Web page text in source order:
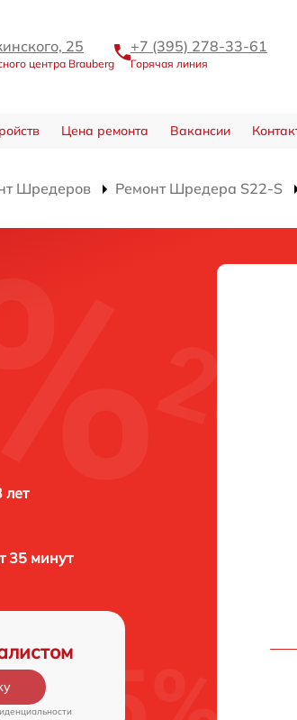
25
центра Brauberg
+7 (395) 278-33-61
Горячая линия
Цена ремонта Вакансии
Шредеров Ремонт Шредера S22-S
лет
35 минут